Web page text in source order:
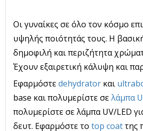
Οι γυναίκες σε όλο τον κόσμο
υψηλής ποιότητάς τους. Η
δημοφιλή και περιζήτητα
Έχουν εξαιρετική κάλυψη και
Εφαρμόστεdehydrator και
base και πολυμερίστε σελάμπα
πολυμερίστε σε λάμπα UV/LED
δευτ. Εφαρμόστε το top coatτης